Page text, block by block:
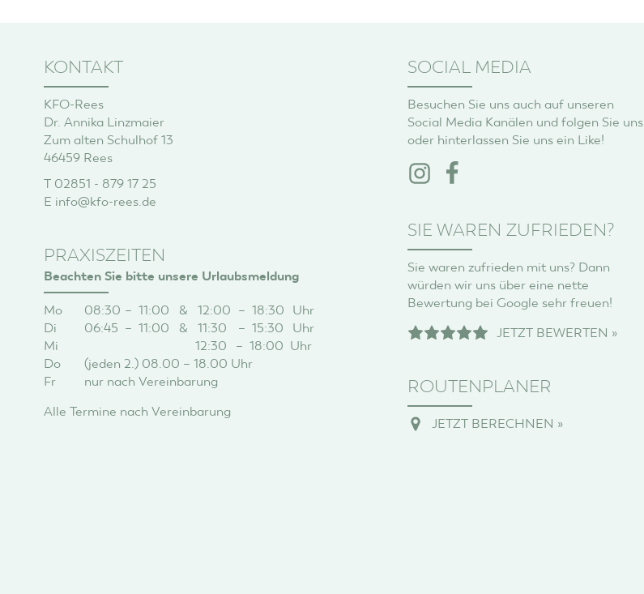
KONTAKT
KFO-Rees
Dr. Annika Linzmaier
Zum alten Schulhof 13
46459 Rees
T 02851 - 879 17 25
E info@kfo-rees.de
PRAXISZEITEN
Beachten Sie bitte unsere Urlaubsmeldung
Mo
08:30 – 11:00 & 12:00 – 18:30 Uhr
Di
06:45 – 11:00 & 11:30 – 15:30
Uhr
Mi
12:30 – 18:00 Uhr
Do
(jeden 2.) 08.00 – 18.00 Uhr
Fr
nur nach Vereinbarung
Alle Termine nach Vereinbarung
SOCIAL MEDIA
Besuchen Sie uns auch auf unseren
Social Media Kanälen und folgen Sie uns
oder hinterlassen Sie uns ein Like!
SIE WAREN ZUFRIEDEN?
Sie waren zufrieden mit uns? Dann
würden wir uns über eine nette
Bewertung bei Google sehr freuen!
JETZT BEWERTEN »
ROUTENPLANER
JETZT BERECHNEN »